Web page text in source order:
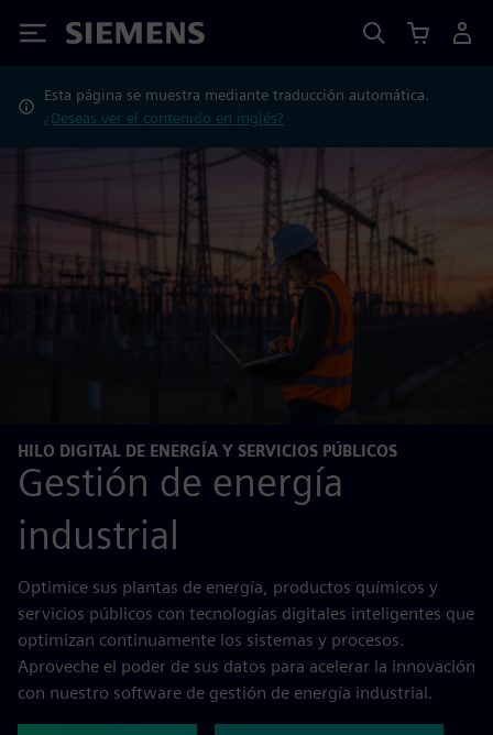
Siemens
Esta página se muestra mediante traducción automática.
¿Deseas ver el contenido en inglés?
HILO DIGITAL DE ENERGÍA Y SERVICIOS PÚBLICOS
Gestión de energía
industrial
Optimice sus plantas de energía, productos químicos y
servicios públicos con tecnologías digitales inteligentes que
optimizan continuamente los sistemas y procesos.
Aproveche el poder de sus datos para acelerar la innovación
con nuestro software de gestión de energía industrial.